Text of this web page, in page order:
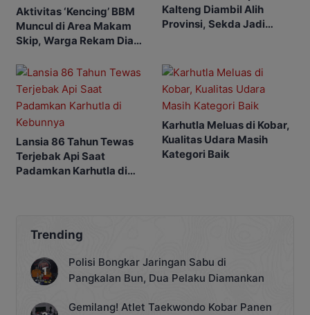
Aktivitas ‘Kencing’ BBM
Muncul di Area Makam
Skip, Warga Rekam Diam-
Kalteng Diambil Alih
Provinsi, Sekda Jadi
Lansia 86 Tahun Tewas
Terjebak Api Saat
Padamkan Karhutla di
Karhutla Meluas di Kobar,
Kualitas Udara Masih
Kategori Baik
Trending
Polisi Bongkar Jaringan Sabu di
Pangkalan Bun, Dua Pelaku Diamankan
Gemilang! Atlet Taekwondo Kobar Panen